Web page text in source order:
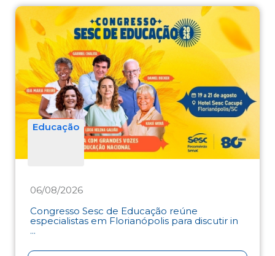
Educação
06/08/2026
Congresso Sesc de Educação reúne
especialistas em Florianópolis para discutir in
...